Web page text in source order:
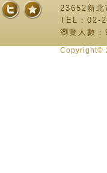
23652新北
TEL：02-
瀏覽人數
Copyright©